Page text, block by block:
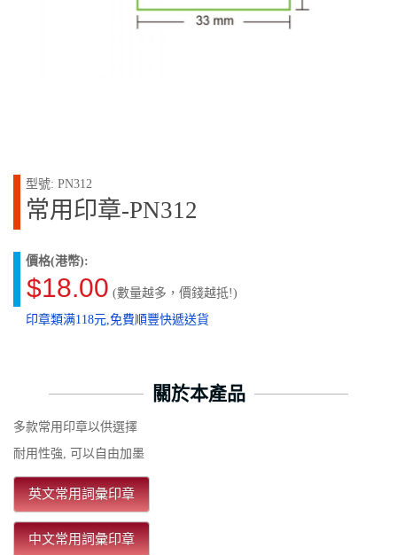
型號: PN312
常用印章-PN312
價格(港幣):
$18.00 (數量越多，價錢越抵!)
印章類满118元,免費順豐快遞送貨
關於本產品
多款常用印章以供選擇
耐用性強, 可以自由加墨
英文常用詞彙印章
中文常用詞彙印章